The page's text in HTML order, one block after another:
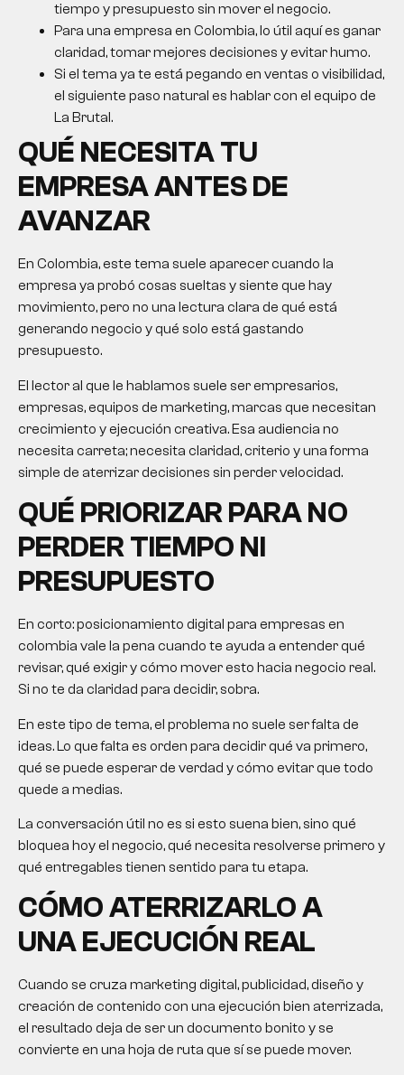
tiempo y presupuesto sin mover el negocio.
Para una empresa en Colombia, lo útil aquí es ganar
claridad, tomar mejores decisiones y evitar humo.
Si el tema ya te está pegando en ventas o visibilidad,
el siguiente paso natural es hablar con el equipo de
La Brutal.
QUÉ NECESITA TU
EMPRESA ANTES DE
AVANZAR
En Colombia, este tema suele aparecer cuando la
empresa ya probó cosas sueltas y siente que hay
movimiento, pero no una lectura clara de qué está
generando negocio y qué solo está gastando
presupuesto.
El lector al que le hablamos suele ser empresarios,
empresas, equipos de marketing, marcas que necesitan
crecimiento y ejecución creativa. Esa audiencia no
necesita carreta; necesita claridad, criterio y una forma
simple de aterrizar decisiones sin perder velocidad.
QUÉ PRIORIZAR PARA NO
PERDER TIEMPO NI
PRESUPUESTO
En corto: posicionamiento digital para empresas en
colombia vale la pena cuando te ayuda a entender qué
revisar, qué exigir y cómo mover esto hacia negocio real.
Si no te da claridad para decidir, sobra.
En este tipo de tema, el problema no suele ser falta de
ideas. Lo que falta es orden para decidir qué va primero,
qué se puede esperar de verdad y cómo evitar que todo
quede a medias.
La conversación útil no es si esto suena bien, sino qué
bloquea hoy el negocio, qué necesita resolverse primero y
qué entregables tienen sentido para tu etapa.
CÓMO ATERRIZARLO A
UNA EJECUCIÓN REAL
Cuando se cruza marketing digital, publicidad, diseño y
creación de contenido con una ejecución bien aterrizada,
el resultado deja de ser un documento bonito y se
convierte en una hoja de ruta que sí se puede mover.